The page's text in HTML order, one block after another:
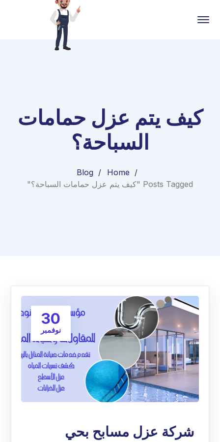
كيف يتم عزل حمامات
السباحة؟
Home
Blog
Posts Tagged "كيف يتم عزل حمامات السباحة؟"
30
نوفمبر
شركة عزل مسابح بحي